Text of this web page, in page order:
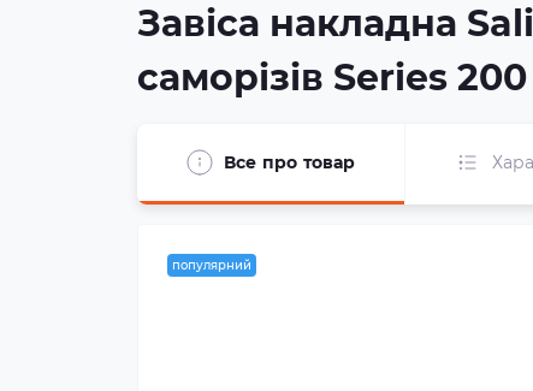
Завіса накладна
саморізів Series 200
Все про товар
популярний